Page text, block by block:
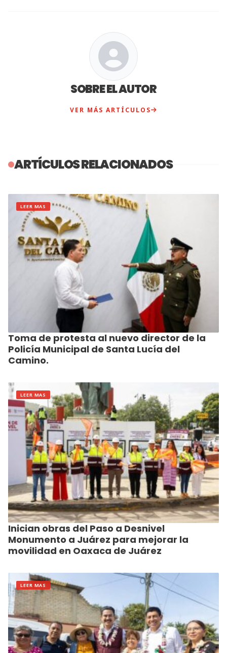
SOBRE EL AUTOR
VER MÁS ARTÍCULOS
ARTÍCULOS RELACIONADOS
LEER MAS
Toma de protesta al nuevo director de la
Policía Municipal de Santa Lucía del
Camino.
LEER MAS
Inician obras del Paso a Desnivel
Monumento a Juárez para mejorar la
movilidad en Oaxaca de Juárez
LEER MAS